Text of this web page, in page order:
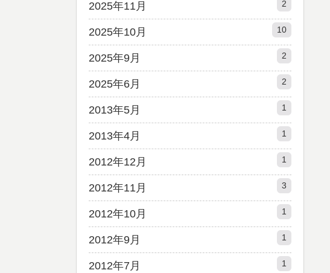
2025年11月 2
2025年10月 10
2025年9月 2
2025年6月 2
2013年5月 1
2013年4月 1
2012年12月 1
2012年11月 3
2012年10月 1
2012年9月 1
2012年7月 1